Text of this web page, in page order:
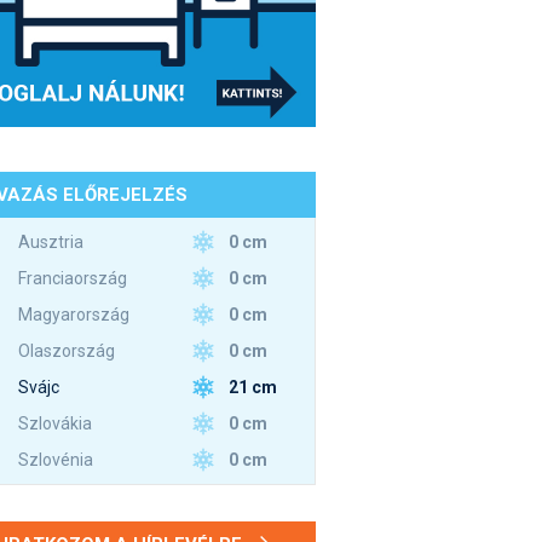
ELŐREJELZÉS
Ausztria
0 cm
Franciaország
0 cm
Magyarország
0 cm
Olaszország
0 cm
Svájc
21 cm
Szlovákia
0 cm
Szlovénia
0 cm